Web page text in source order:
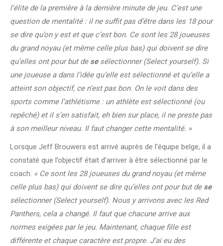
l’élite de la première à la dernière minute de jeu. C’est une
question de mentalité : il ne suffit pas d’être dans les 18 pour
se dire qu’on y est et que c’est bon. Ce sont les 28 joueuses
du grand noyau (et même celle plus bas) qui doivent se dire
qu’elles ont pour but de sesélectionner (Select yourself). Si
une joueuse a dans l’idée qu’elle est sélectionné et qu’elle a
atteint son objectif, ce n’est pas bon. On le voit dans des
sports comme l’athlétisme : un athlète est sélectionné (ou
repêché) et il s’en satisfait, eh bien sur place, il ne preste pas
à son meilleur niveau. Il faut changer cette mentalité. »
Lorsque Jeff Brouwers est arrivé auprès de l’équipe belge, il a
constaté que l’objectif était d’arriver à être sélectionné par le
coach. « Ce sont les 28 joueuses du grand noyau (et même
celle plus bas) qui doivent se dire qu’elles ont pour but de se
sélectionner (Select yourself). Nous y arrivons avec les Red
Panthers, cela a changé. Il faut que chacune arrive aux
normes exigées par le jeu. Maintenant, chaque fille est
différente et chaque caractère est propre. J’ai eu des